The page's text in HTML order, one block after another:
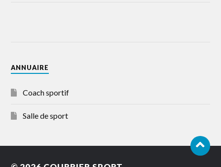
ANNUAIRE
Coach sportif
Salle de sport